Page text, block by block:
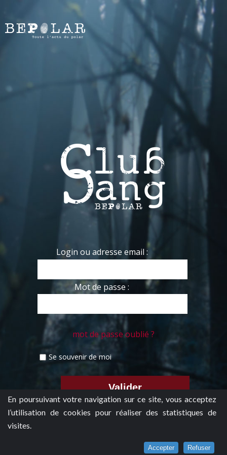
En poursuivant votre navigation sur ce site, vous acceptez
l’utilisation de cookies pour réaliser des statistiques de
visites.
Accepter Refuser
Login ou adresse email :
Mot de passe :
mot de passe oublié ?
Se souvenir de moi